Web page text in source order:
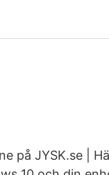
på JYSK.se |